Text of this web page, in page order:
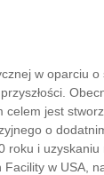
w oparciu
celem jest
o
roku i uzyskaniu
w USA,